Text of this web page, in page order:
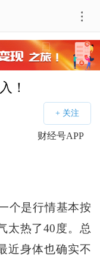
！
财经号APP
是行情基本按
太热了40度。总
近身体也确实不